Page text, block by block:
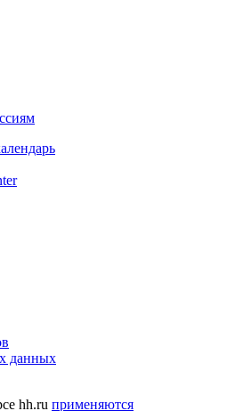
данных
hh.ru применяются